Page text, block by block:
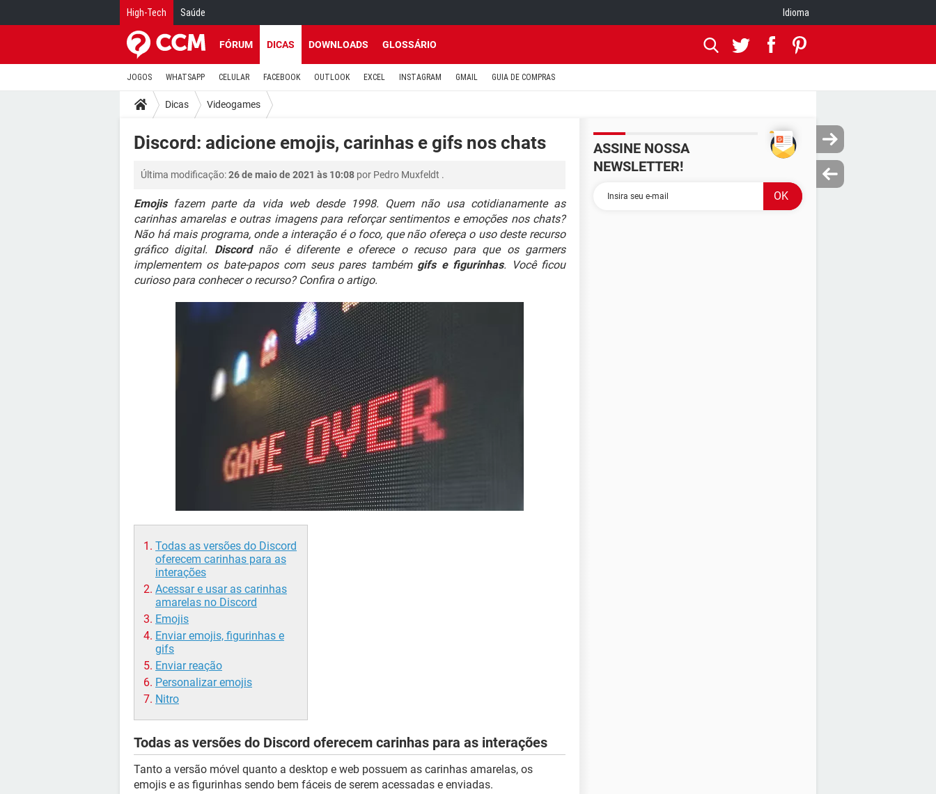
High-Tech Saúde Idioma
FÓRUM DICAS DOWNLOADS GLOSSÁRIO
JOGOS WHATSAPP CELULAR FACEBOOK OUTLOOK EXCEL INSTAGRAM GMAIL GUIA DE COMPRAS
Dicas Videogames
Discord: adicione emojis, carinhas e gifs nos chats
Última modificação:26 de maio de 2021 às 10:08 por Pedro Muxfeldt .
Emojisfazem parte da vida web desde 1998. Quem não usa cotidianamente as
carinhas amarelas e outras imagens para reforçar sentimentos e emoções nos chats?
Não há mais programa, onde a interação é o foco, que não ofereça o uso deste recurso
gráfico digital. Discordnão é diferente e oferece o recuso para que os garmers
implementem os bate-papos com seus pares também gifs e figurinhas. Você ficou
curioso para conhecer o recurso? Confira o artigo.
Todas as versões do Discord
oferecem carinhas para as
interações
Acessar e usar as carinhas
amarelas no Discord
Emojis
Enviar emojis, figurinhas e
gifs
Enviar reação
Personalizar emojis
Nitro
Todas as versões do Discord oferecem carinhas para as interações
Tanto a versão móvel quanto a desktop e web possuem as carinhas amarelas, os
emojis e as figurinhas sendo bem fáceis de serem acessadas e enviadas.
ASSINE NOSSA
NEWSLETTER!